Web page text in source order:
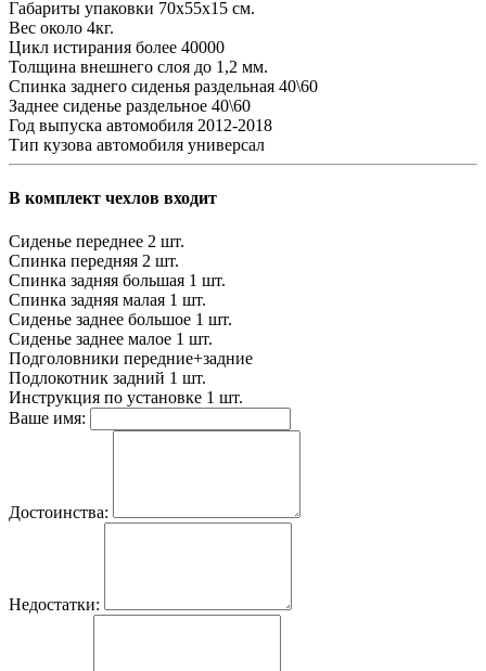
Габариты упаковки 70х55х15 см.
Вес около 4кг.
Цикл истирания более 40000
Толщина внешнего слоя до 1,2 мм.
Спинка заднего сиденья раздельная 40\60
Заднее сиденье раздельное 40\60
Год выпуска автомобиля 2012-2018
Тип кузова автомобиля универсал
В комплект чехлов входит
Сиденье переднее 2 шт.
Спинка передняя 2 шт.
Спинка задняя большая 1 шт.
Спинка задняя малая 1 шт.
Сиденье заднее большое 1 шт.
Сиденье заднее малое 1 шт.
Подголовники передние+задние
Подлокотник задний 1 шт.
Инструкция по установке 1 шт.
Ваше имя:
Достоинства:
Недостатки: